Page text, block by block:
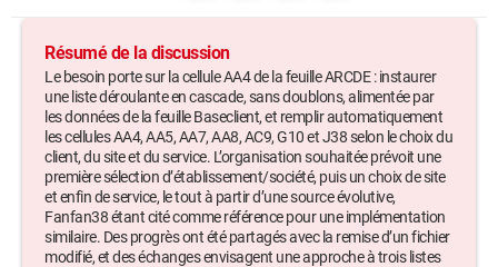
Résumé de la discussion
Le besoin porte sur la cellule AA4 de la feuille ARCDE : instaurer
une liste déroulante en cascade, sans doublons, alimentée par
les données de la feuille Baseclient, et remplir automatiquement
les cellules AA4, AA5, AA7, AA8, AC9, G10 et J38 selon le choix du
client, du site et du service. L’organisation souhaitée prévoit une
première sélection d’établissement/société, puis un choix de site
et enfin de service, le tout à partir d’une source évolutive,
Fanfan38 étant cité comme référence pour une implémentation
similaire. Des progrès ont été partagés avec la remise d’un fichier
modifié, et des échanges envisagent une approche à trois listes